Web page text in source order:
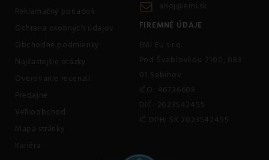
Reklamačný poriadok
Ochrana osobných údajov
Obchodné podmienky
Najčastejšie otázky
Overovanie recenzií
Predajne
Veľkoobchod
Mapa stránky
Kariéra
ahoj@emi.sk
FIREMNÉ ÚDAJE
EMI EU s.r.o.
Pod Švabľovkou 2100, 083
01 Sabinov
IČO: 46726608
DIČ: 2023542455
IČ DPH: SK 2023542455